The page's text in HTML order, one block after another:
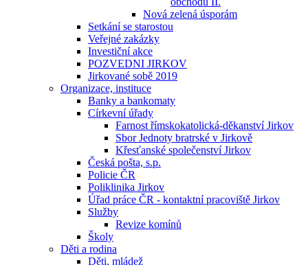
Nová zelená úsporám
Setkání se starostou
Veřejné zakázky
Investiční akce
POZVEDNI JIRKOV
Jirkované sobě 2019
Organizace, instituce
Banky a bankomaty
Církevní úřady
Farnost římskokatolická-děkanství Jirkov
Sbor Jednoty bratrské v Jirkově
Křesťanské společenství Jirkov
Česká pošta, s.p.
Policie ČR
Poliklinika Jirkov
Úřad práce ČR - kontaktní pracoviště Jirkov
Služby
Revize komínů
Školy
Děti a rodina
Děti, mládež